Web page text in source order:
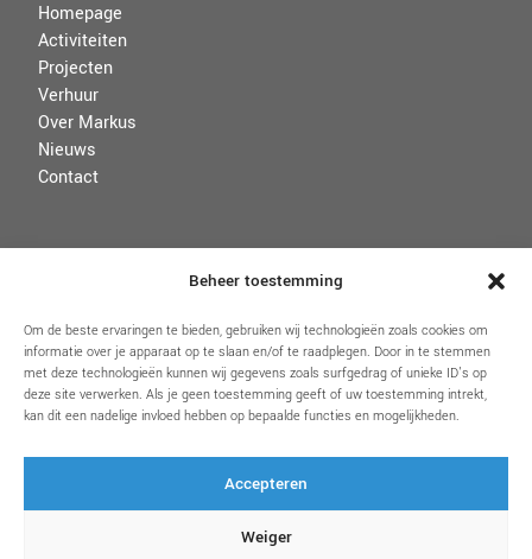
Beheer toestemming
Om de beste ervaringen te bieden, gebruiken wij technologieën zoals cookies om
informatie over je apparaat op te slaan en/of te raadplegen. Door in te stemmen
met deze technologieën kunnen wij gegevens zoals surfgedrag of unieke ID's op
deze site verwerken. Als je geen toestemming geeft of uw toestemming intrekt,
kan dit een nadelige invloed hebben op bepaalde functies en mogelijkheden.
Accepteren
Weiger
Homepage
Activiteiten
Projecten
Verhuur
Over Markus
Nieuws
Contact
VOORWAARDEN
Disclaimer
Algemene voorwaarden
Privacybeleid & Cookies